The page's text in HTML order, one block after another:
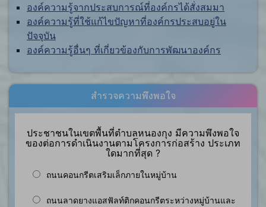
องค์ความรู้จากประสบการณ์ที่องค์กรได้สั่งสมมา
องค์ความรู้ที่ใช้แก้ไขปัญหาที่องค์กรประสบอยู่ใน
ปัจจุบัน
องค์ความรู้อื่นๆ ที่เกี่ยวข้องกับการพัฒนาองค์กร
สำรวจความพึงพอใจ
ประชาชนในเขตพื้นที่ตำบลหนองกุง มีความพึงพอใจ
ของต่อการดำเนินงานตามโครงการก่อสร้าง ประเภท
ใดมากที่สุด ?
ถนนคอนกรีตเสริมเล็กภายในหมู่บ้าน
ถนนลาดยางแอสฟัลท์ติกคอนกรีตระหว่างหมู่บ้านและ